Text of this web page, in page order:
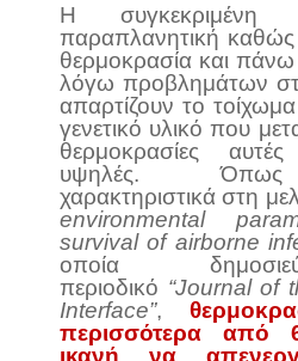
Η συγκεκριμένη
παραπλανητική καθώς
θερμοκρασία και πάνω
λόγω προβλημάτων
απαρτίζουν το
γενετικό υλικό που
θερμοκρασίες αυτές
υψηλές. Όπως
χαρακτηριστικά στη
environmental
survival of airborne
οποία
περιοδικό “Journal of
Interface”,
περισσότερα από
ικανή να